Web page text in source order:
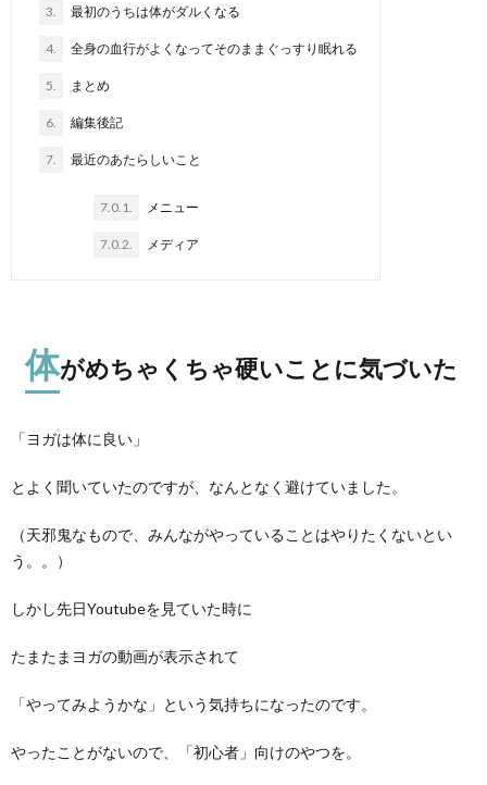
3. 最初のうちは体がダルくなる
4. 全身の血行がよくなってそのままぐっすり眠れる
5. まとめ
6. 編集後記
7. 最近のあたらしいこと
7.0.1. メニュー
7.0.2. メディア
体がめちゃくちゃ硬いことに気づいた
「ヨガは体に良い」
とよく聞いていたのですが、なんとなく避けていました。
（天邪鬼なもので、みんながやっていることはやりたくないとい
う。。）
しかし先日Youtubeを見ていた時に
たまたまヨガの動画が表示されて
「やってみようかな」という気持ちになったのです。
やったことがないので、「初心者」向けのやつを。